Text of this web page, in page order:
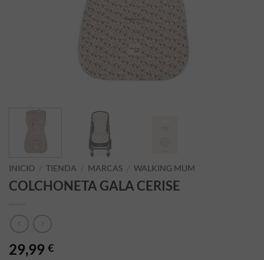
INICIO / TIENDA / MARCAS / WALKING MUM
COLCHONETA GALA CERISE
29,99 €